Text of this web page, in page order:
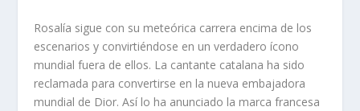
Rosalía sigue con su meteórica carrera encima de los
escenarios y convirtiéndose en un verdadero ícono
mundial fuera de ellos. La cantante catalana ha sido
reclamada para convertirse en la nueva embajadora
mundial de Dior. Así lo ha anunciado la marca francesa